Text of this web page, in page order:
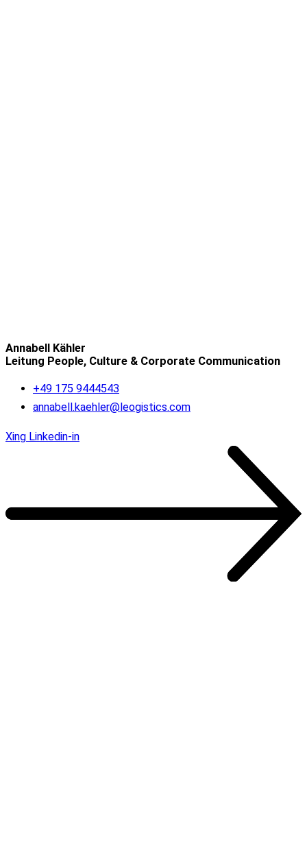
Annabell Kähler
Leitung People, Culture & Corporate Communication
+49 175 9444543
annabell.kaehler@leogistics.com
Xing Linkedin-in